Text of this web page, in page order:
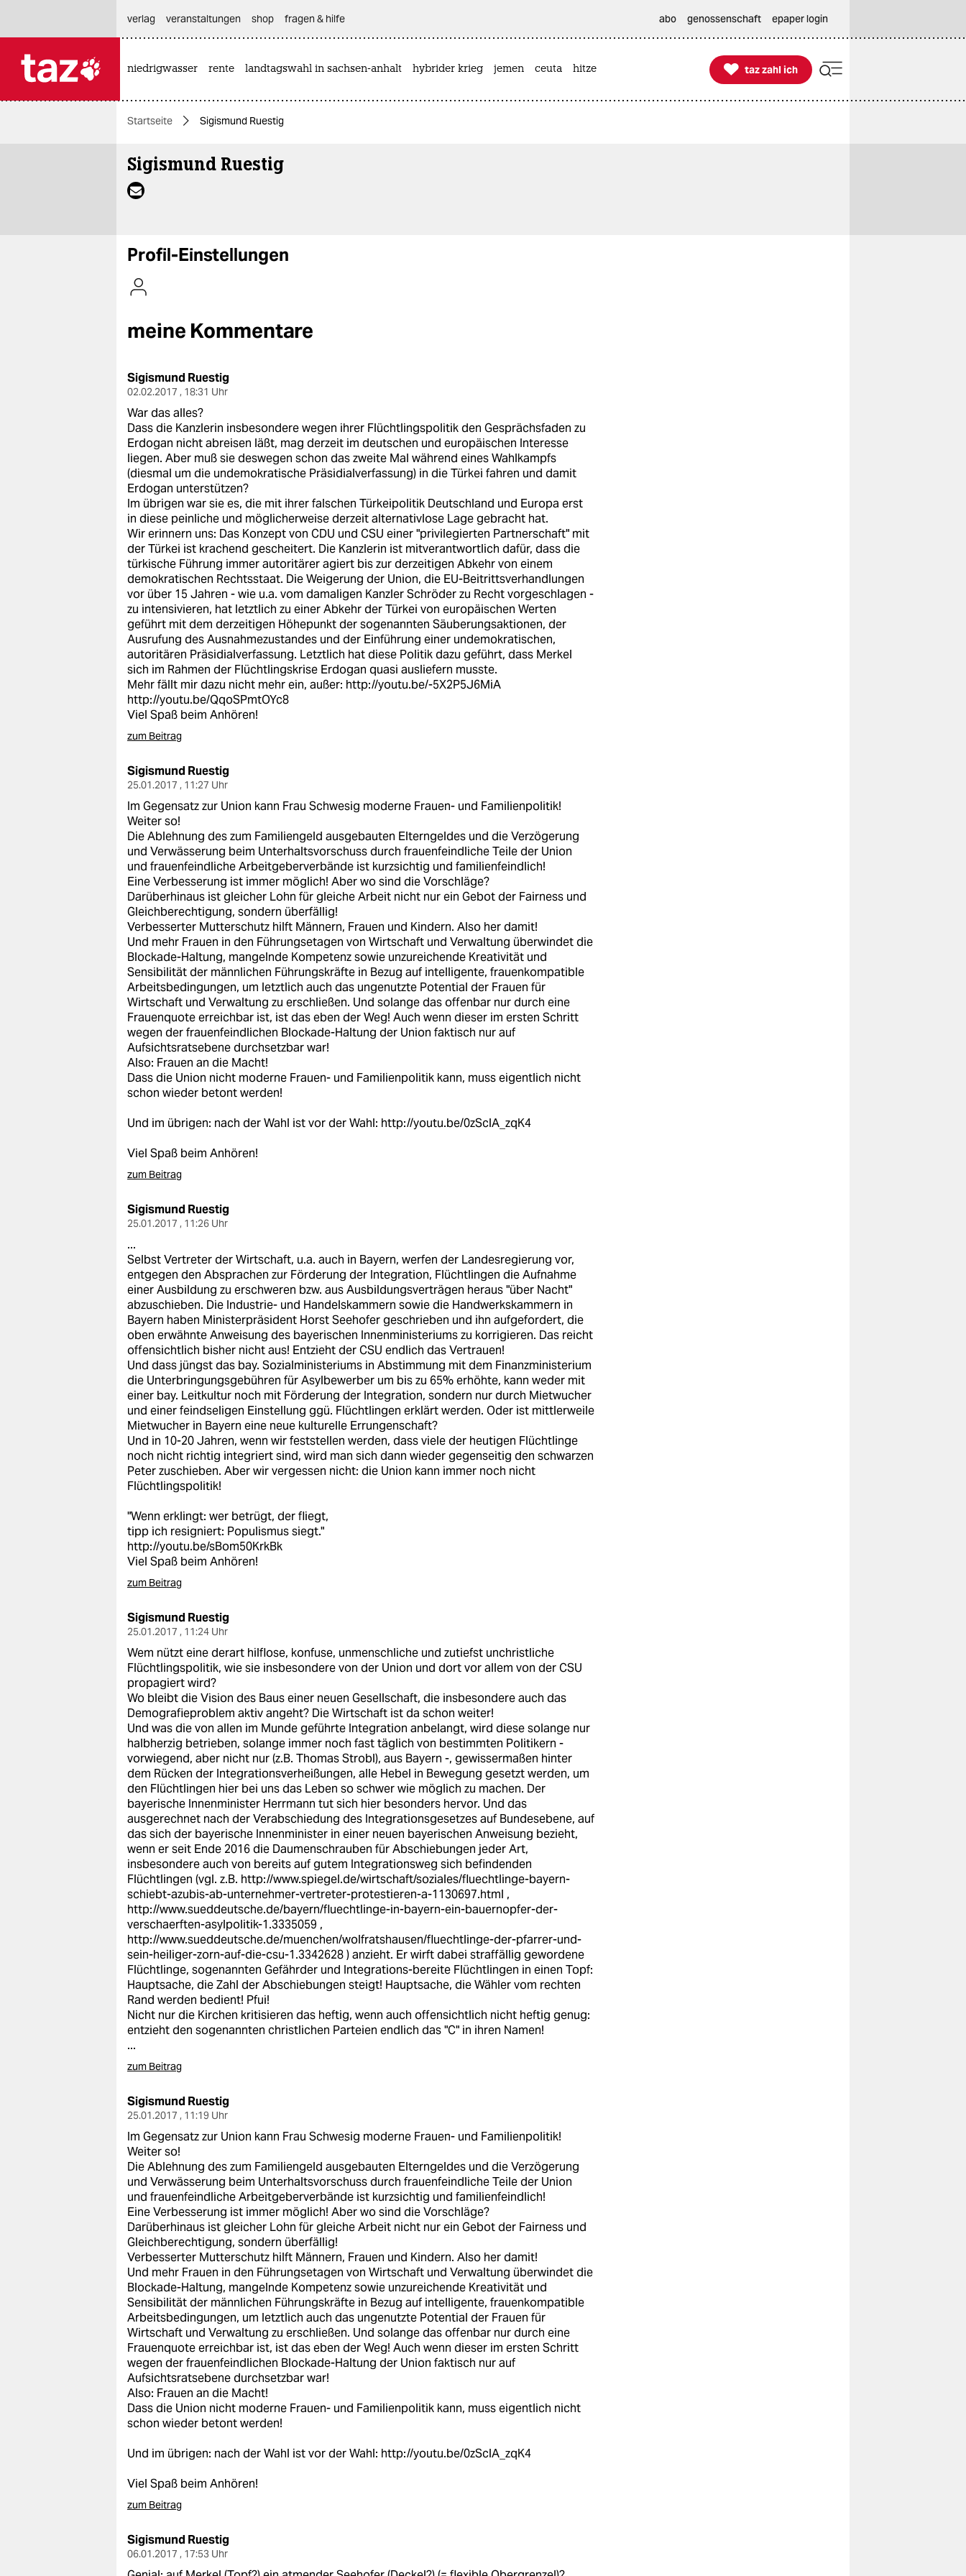
themen
politik
öko
kultur
sport
berlin
wahrheit
verlag
verlag
veranstaltungen
shop
fragen & hilfe
unterstützen
abo
genossenschaft
epaper login
verlag
veranstaltungen shop fragen & hilfe abo genossenschaft epaper login
niedrigwasser rente landtagswahl in sachsen-anhalt hybrider krieg jemen ceuta hitze 
taz zahl ich
taz zahl ich
Startseite Sigismund Ruestig
Sigismund Ruestig
Profil-Einstellungen
meine Kommentare
Sigismund Ruestig
02.02.2017 , 18:31 Uhr
War das alles?
Dass die Kanzlerin insbesondere wegen ihrer Flüchtlingspolitik den Gesprächsfaden zu
Erdogan nicht abreisen läßt, mag derzeit im deutschen und europäischen Interesse
liegen. Aber muß sie deswegen schon das zweite Mal während eines Wahlkampfs
(diesmal um die undemokratische Präsidialverfassung) in die Türkei fahren und damit
Erdogan unterstützen?
Im übrigen war sie es, die mit ihrer falschen Türkeipolitik Deutschland und Europa erst
in diese peinliche und möglicherweise derzeit alternativlose Lage gebracht hat.
Wir erinnern uns: Das Konzept von CDU und CSU einer "privilegierten Partnerschaft" mit
der Türkei ist krachend gescheitert. Die Kanzlerin ist mitverantwortlich dafür, dass die
türkische Führung immer autoritärer agiert bis zur derzeitigen Abkehr von einem
demokratischen Rechtsstaat. Die Weigerung der Union, die EU-Beitrittsverhandlungen
vor über 15 Jahren - wie u.a. vom damaligen Kanzler Schröder zu Recht vorgeschlagen -
zu intensivieren, hat letztlich zu einer Abkehr der Türkei von europäischen Werten
geführt mit dem derzeitigen Höhepunkt der sogenannten Säuberungsaktionen, der
Ausrufung des Ausnahmezustandes und der Einführung einer undemokratischen,
autoritären Präsidialverfassung. Letztlich hat diese Politik dazu geführt, dass Merkel
sich im Rahmen der Flüchtlingskrise Erdogan quasi ausliefern musste.
Mehr fällt mir dazu nicht mehr ein, außer: http://youtu.be/-5X2P5J6MiA
http://youtu.be/QqoSPmtOYc8
Viel Spaß beim Anhören!
zum Beitrag
Sigismund Ruestig
25.01.2017 , 11:27 Uhr
Im Gegensatz zur Union kann Frau Schwesig moderne Frauen- und Familienpolitik!
Weiter so!
Die Ablehnung des zum Familiengeld ausgebauten Elterngeldes und die Verzögerung
und Verwässerung beim Unterhaltsvorschuss durch frauenfeindliche Teile der Union
und frauenfeindliche Arbeitgeberverbände ist kurzsichtig und familienfeindlich!
Eine Verbesserung ist immer möglich! Aber wo sind die Vorschläge?
Darüberhinaus ist gleicher Lohn für gleiche Arbeit nicht nur ein Gebot der Fairness und
Gleichberechtigung, sondern überfällig!
Verbesserter Mutterschutz hilft Männern, Frauen und Kindern. Also her damit!
Und mehr Frauen in den Führungsetagen von Wirtschaft und Verwaltung überwindet die
Blockade-Haltung, mangelnde Kompetenz sowie unzureichende Kreativität und
Sensibilität der männlichen Führungskräfte in Bezug auf intelligente, frauenkompatible
Arbeitsbedingungen, um letztlich auch das ungenutzte Potential der Frauen für
Wirtschaft und Verwaltung zu erschließen. Und solange das offenbar nur durch eine
Frauenquote erreichbar ist, ist das eben der Weg! Auch wenn dieser im ersten Schritt
wegen der frauenfeindlichen Blockade-Haltung der Union faktisch nur auf
Aufsichtsratsebene durchsetzbar war!
Also: Frauen an die Macht!
Dass die Union nicht moderne Frauen- und Familienpolitik kann, muss eigentlich nicht
schon wieder betont werden!
Und im übrigen: nach der Wahl ist vor der Wahl: http://youtu.be/0zSclA_zqK4
Viel Spaß beim Anhören!
zum Beitrag
Sigismund Ruestig
25.01.2017 , 11:26 Uhr
...
Selbst Vertreter der Wirtschaft, u.a. auch in Bayern, werfen der Landesregierung vor,
entgegen den Absprachen zur Förderung der Integration, Flüchtlingen die Aufnahme
einer Ausbildung zu erschweren bzw. aus Ausbildungsverträgen heraus "über Nacht"
abzuschieben. Die Industrie- und Handelskammern sowie die Handwerkskammern in
Bayern haben Ministerpräsident Horst Seehofer geschrieben und ihn aufgefordert, die
oben erwähnte Anweisung des bayerischen Innenministeriums zu korrigieren. Das reicht
offensichtlich bisher nicht aus! Entzieht der CSU endlich das Vertrauen!
Und dass jüngst das bay. Sozialministeriums in Abstimmung mit dem Finanzministerium
die Unterbringungsgebühren für Asylbewerber um bis zu 65% erhöhte, kann weder mit
einer bay. Leitkultur noch mit Förderung der Integration, sondern nur durch Mietwucher
und einer feindseligen Einstellung ggü. Flüchtlingen erklärt werden. Oder ist mittlerweile
Mietwucher in Bayern eine neue kulturelle Errungenschaft?
Und in 10-20 Jahren, wenn wir feststellen werden, dass viele der heutigen Flüchtlinge
noch nicht richtig integriert sind, wird man sich dann wieder gegenseitig den schwarzen
Peter zuschieben. Aber wir vergessen nicht: die Union kann immer noch nicht
Flüchtlingspolitik!
"Wenn erklingt: wer betrügt, der fliegt,
tipp ich resigniert: Populismus siegt."
http://youtu.be/sBom50KrkBk
Viel Spaß beim Anhören!
zum Beitrag
Sigismund Ruestig
25.01.2017 , 11:24 Uhr
Wem nützt eine derart hilflose, konfuse, unmenschliche und zutiefst unchristliche
Flüchtlingspolitik, wie sie insbesondere von der Union und dort vor allem von der CSU
propagiert wird?
Wo bleibt die Vision des Baus einer neuen Gesellschaft, die insbesondere auch das
Demografieproblem aktiv angeht? Die Wirtschaft ist da schon weiter!
Und was die von allen im Munde geführte Integration anbelangt, wird diese solange nur
halbherzig betrieben, solange immer noch fast täglich von bestimmten Politikern -
vorwiegend, aber nicht nur (z.B. Thomas Strobl), aus Bayern -, gewissermaßen hinter
dem Rücken der Integrationsverheißungen, alle Hebel in Bewegung gesetzt werden, um
den Flüchtlingen hier bei uns das Leben so schwer wie möglich zu machen. Der
bayerische Innenminister Herrmann tut sich hier besonders hervor. Und das
ausgerechnet nach der Verabschiedung des Integrationsgesetzes auf Bundesebene, auf
das sich der bayerische Innenminister in einer neuen bayerischen Anweisung bezieht,
wenn er seit Ende 2016 die Daumenschrauben für Abschiebungen jeder Art,
insbesondere auch von bereits auf gutem Integrationsweg sich befindenden
Flüchtlingen (vgl. z.B. http://www.spiegel.de/wirtschaft/soziales/fluechtlinge-bayern-
schiebt-azubis-ab-unternehmer-vertreter-protestieren-a-1130697.html ,
http://www.sueddeutsche.de/bayern/fluechtlinge-in-bayern-ein-bauernopfer-der-
verschaerften-asylpolitik-1.3335059 ,
http://www.sueddeutsche.de/muenchen/wolfratshausen/fluechtlinge-der-pfarrer-und-
sein-heiliger-zorn-auf-die-csu-1.3342628) anzieht. Er wirft dabei straffällig gewordene
Flüchtlinge, sogenannten Gefährder und Integrations-bereite Flüchtlingen in einen Topf:
Hauptsache, die Zahl der Abschiebungen steigt! Hauptsache, die Wähler vom rechten
Rand werden bedient! Pfui!
Nicht nur die Kirchen kritisieren das heftig, wenn auch offensichtlich nicht heftig genug:
entzieht den sogenannten christlichen Parteien endlich das "C" in ihren Namen!
...
zum Beitrag
Sigismund Ruestig
25.01.2017 , 11:19 Uhr
Im Gegensatz zur Union kann Frau Schwesig moderne Frauen- und Familienpolitik!
Weiter so!
Die Ablehnung des zum Familiengeld ausgebauten Elterngeldes und die Verzögerung
und Verwässerung beim Unterhaltsvorschuss durch frauenfeindliche Teile der Union
und frauenfeindliche Arbeitgeberverbände ist kurzsichtig und familienfeindlich!
Eine Verbesserung ist immer möglich! Aber wo sind die Vorschläge?
Darüberhinaus ist gleicher Lohn für gleiche Arbeit nicht nur ein Gebot der Fairness und
Gleichberechtigung, sondern überfällig!
Verbesserter Mutterschutz hilft Männern, Frauen und Kindern. Also her damit!
Und mehr Frauen in den Führungsetagen von Wirtschaft und Verwaltung überwindet die
Blockade-Haltung, mangelnde Kompetenz sowie unzureichende Kreativität und
Sensibilität der männlichen Führungskräfte in Bezug auf intelligente, frauenkompatible
Arbeitsbedingungen, um letztlich auch das ungenutzte Potential der Frauen für
Wirtschaft und Verwaltung zu erschließen. Und solange das offenbar nur durch eine
Frauenquote erreichbar ist, ist das eben der Weg! Auch wenn dieser im ersten Schritt
wegen der frauenfeindlichen Blockade-Haltung der Union faktisch nur auf
Aufsichtsratsebene durchsetzbar war!
Also: Frauen an die Macht!
Dass die Union nicht moderne Frauen- und Familienpolitik kann, muss eigentlich nicht
schon wieder betont werden!
Und im übrigen: nach der Wahl ist vor der Wahl: http://youtu.be/0zSclA_zqK4
Viel Spaß beim Anhören!
zum Beitrag
Sigismund Ruestig
06.01.2017 , 17:53 Uhr